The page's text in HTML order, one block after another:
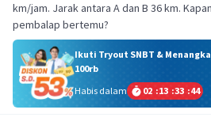
km/jam. Jarak antara A dan B 36 km.
pembalap bertemu?
Ikuti Tryout SNBT &
100rb
Habis dalam
02 :13 :33 :44